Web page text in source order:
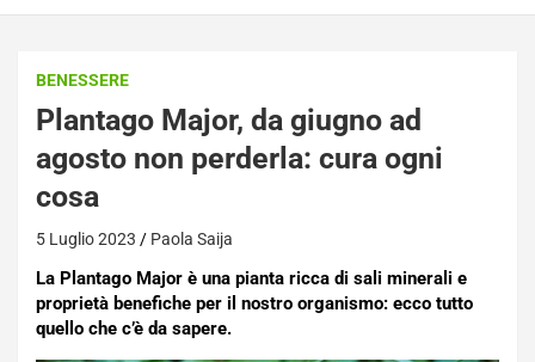
BENESSERE
Plantago Major, da giugno ad
agosto non perderla: cura ogni
cosa
5 Luglio 2023 Paola Saija
La Plantago Major è una pianta ricca di sali minerali e
proprietà benefiche per il nostro organismo: ecco tutto
quello che c’è da sapere.